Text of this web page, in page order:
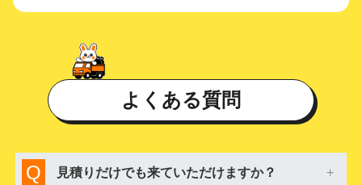
よくある質問
Q 見積りだけでも来ていただけますか？